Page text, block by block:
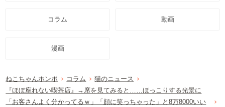
コラム 動画
漫画
ねこちゃんホンポ コラム
猫のニュース
『ほぼ座れない喫茶店』→席を見てみると……ほっこりする光景に
「お客さんよく分かってるｗ」「顔に笑っちゃった」と8万8000いい